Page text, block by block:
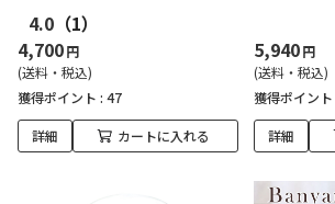
4.0 （1）
4,700円
(送料・税込)
獲得ポイント : 47
詳細 カートに入れる
5,940円
(送料・税込)
獲得ポイント
詳細